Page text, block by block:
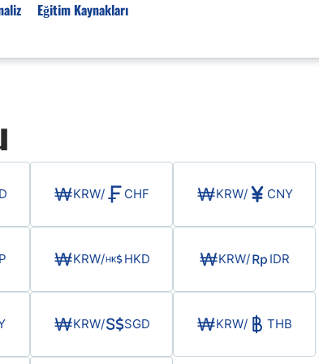
Forex Expo
EUR/TRY
USD/TRY
Ücretsiz Forex
Eğitim Kaynakları
KRW/ CHF KRW/ CNY
KRW/ HKD KRW/ IDR
KRW/ SGD KRW/ THB